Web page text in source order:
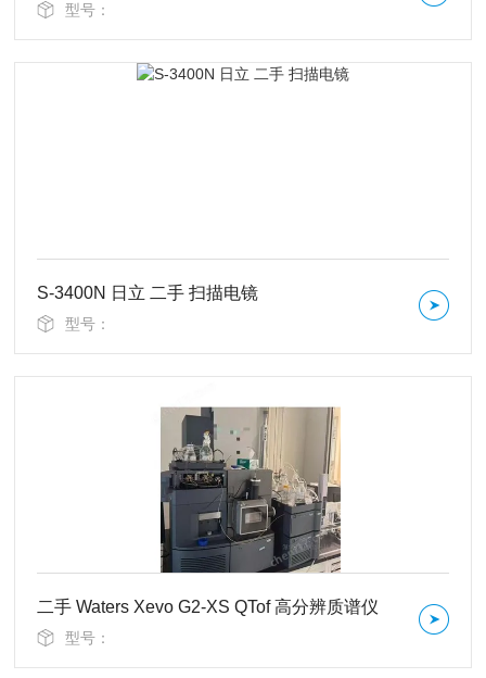
型号：
S-3400N 日立 二手 扫描电镜
型号：
二手 Waters Xevo G2-XS QTof 高分辨质谱仪
型号：